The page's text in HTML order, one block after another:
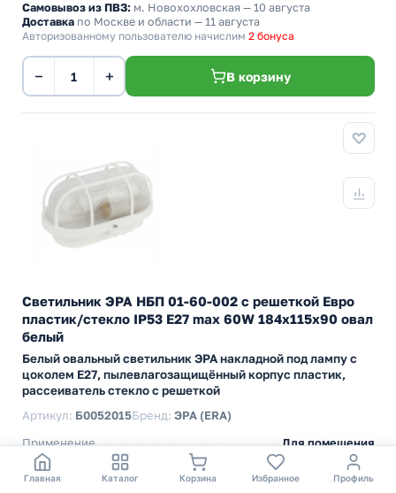
Самовывоз из ПВЗ: м. Новохохловская — 10 августа
Доставка по Москве и области — 11 августа
Авторизованному пользователю начислим 2 бонуса
− + В корзину
Светильник ЭРА НБП 01-60-002 с решеткой Евро
пластик/стекло IP53 E27 max 60W 184х115х90 овал
белый
Белый овальный светильник ЭРА накладной под лампу с
цоколем Е27, пылевлагозащищённый корпус пластик,
рассеиватель стекло с решеткой
Артикул: Б0052015Бренд: ЭРА (ERA)
Применение
Для помещения
Применение
Для улицы
Применение
Для ЖКХ
Главная Каталог Корзина Избранное Профиль